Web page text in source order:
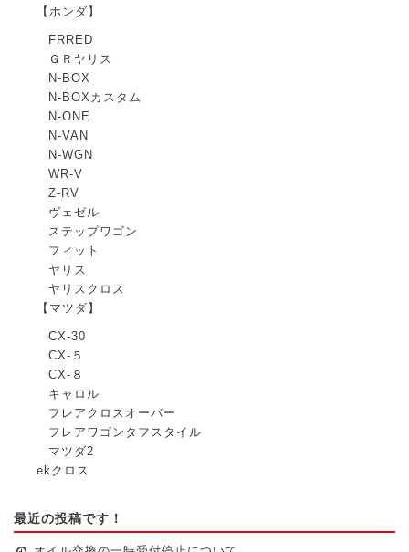
【ホンダ】
FRRED
ＧＲヤリス
N-BOX
N-BOXカスタム
N-ONE
N-VAN
N-WGN
WR-V
Z-RV
ヴェゼル
ステップワゴン
フィット
ヤリス
ヤリスクロス
【マツダ】
CX-30
CX-５
CX-８
キャロル
フレアクロスオーバー
フレアワゴンタフスタイル
マツダ2
ekクロス
最近の投稿です！